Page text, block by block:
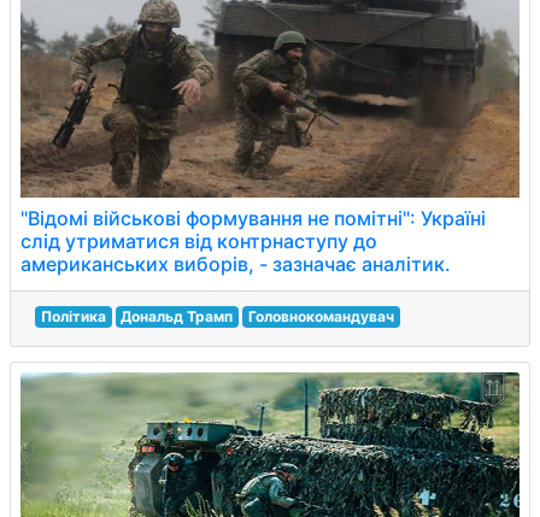
"Відомі військові формування не помітні": Україні
слід утриматися від контрнаступу до
американських виборів, - зазначає аналітик.
Політика Дональд Трамп Головнокомандувач